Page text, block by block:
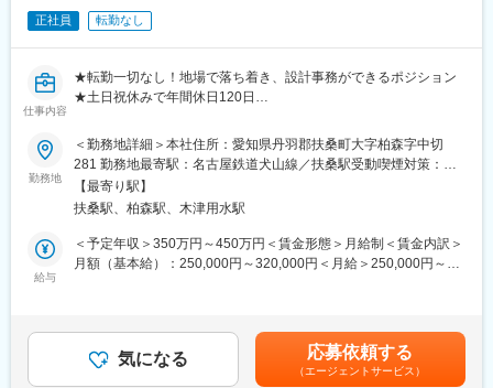
■入社後について
心ください。
資格手当は5000円～20000円です。資格取得支援の内容はテキス
合いのある企業様が多く、当社は設計協力から携わることができ
るため、ご評価を頂きながら安定した受注を頂いています。
住宅と公共施設が半々で、公共施設は福祉施設 児童施設等の施
工に関わっています。
【規模】
中規模程度の案件が多いです。大きな案件では週に一度会議に出
【エリア】
名古屋市周辺がほとんどです。
【出張・夜間作業】
が、日帰りで帰ってこられます。また、夜間作業もありません。
【工期】
現場が会社から近いため普段はやっていませんが、状況に応じて
相談可能です
正社員 転勤なし
仕事内容
★転勤一切なし！地場で落ち着き、設計事務ができるポジション
★土日祝休みで年間休日120日
★有給消化率高く働きやすい環境◎
■当社について
地元で70年続く電気工事会社で、地元に貢献するため頑張る会社
です。地元の多くの企業様・官公庁と長年積み上げた信頼と実績
があり、一般住宅から町の児童施設工場まで、電気工事としても
太陽光発電にも関わり様々な内容に対応致します。今後は都市開
■担当業務：
官公庁業務を中心に、庁舎や児童施設、工場などの電気/空調工事
における設計業務をご依頼します。当社は設計と施工をワンスト
勤務地
＜勤務地詳細＞本社住所：愛知県丹羽郡扶桑町大字柏森字中切
281 勤務地最寄駅：名古屋鉄道犬山線／扶桑駅受動喫煙対策：敷
地内喫煙可能場所あり
【最寄り駅】
扶桑駅、柏森駅、木津用水駅
給与
＜予定年収＞350万円～450万円＜賃金形態＞月給制＜賃金内訳＞
月額（基本給）：250,000円～320,000円＜月給＞250,000円～
額であり、選考を通じて上下する可能性があります。月給(月額)は
固定手当を含めた表記です。
気になる 応募依頼する
（エージェントサービス）